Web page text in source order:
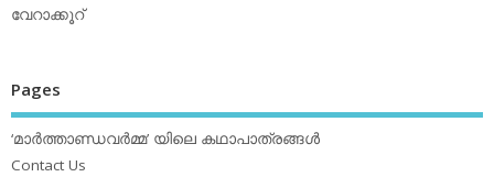
വേറാക്കൂറ്
Pages
‘മാര്‍ത്താണ്ഡവര്‍മ്മ’ യിലെ കഥാപാത്രങ്ങള്‍
Contact Us